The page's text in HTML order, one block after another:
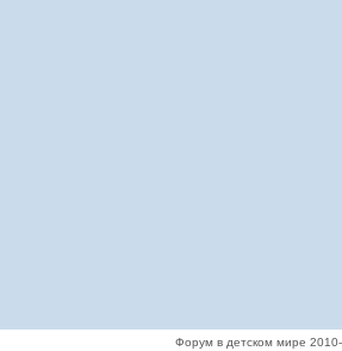
Форум в детском мире